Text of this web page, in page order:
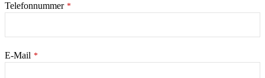
Telefonnummer *
E-Mail *